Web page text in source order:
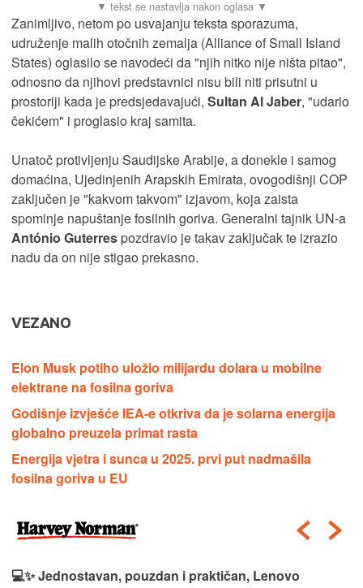
Zanimljivo, netom po usvajanju teksta sporazuma,
udruženje malih otočnih zemalja (Alliance of Small Island
States) oglasilo se navodeći da "njih nitko nije ništa pitao",
odnosno da njihovi predstavnici nisu bili niti prisutni u
prostoriji kada je predsjedavajući, Sultan Al Jaber, "udario
čekićem" i proglasio kraj samita.
Unatoč protivljenju Saudijske Arabije, a donekle i samog
domaćina, Ujedinjenih Arapskih Emirata, ovogodišnji COP
zaključen je "kakvom takvom" izjavom, koja zaista
spominje napuštanje fosilnih goriva. Generalni tajnik UN-a
António Guterres pozdravio je takav zaključak te izrazio
nadu da on nije stigao prekasno.
VEZANO
Elon Musk potiho uložio milijardu dolara u mobilne
elektrane na fosilna goriva
Godišnje izvješće IEA-e otkriva da je solarna energija
globalno preuzela primat rasta
Energija vjetra i sunca u 2025. prvi put nadmašila
fosilna goriva u EU
💻✨ Jednostavan, pouzdan i praktičan, Lenovo